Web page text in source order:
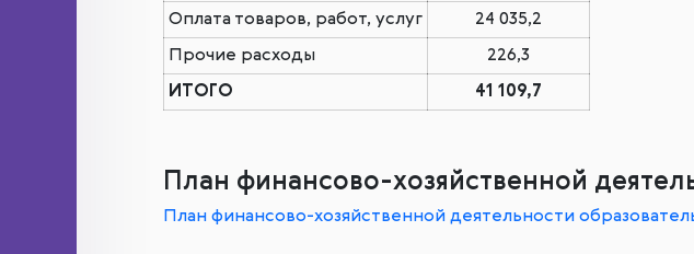
Оплата товаров, работ, услуг 24 035,2
Прочие расходы 226,3
ИТОГО 41 109,7
План финансово-хозяйственной
План финансово-хозяйственной деятельности